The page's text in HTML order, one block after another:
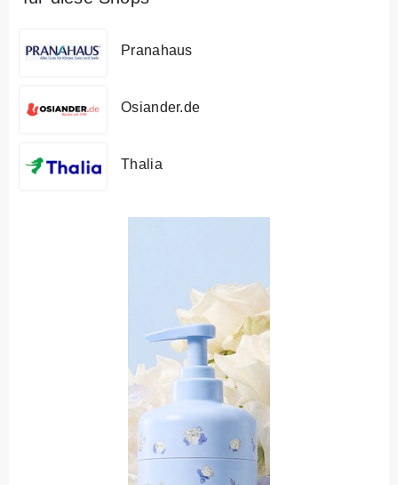
Pranahaus
Osiander.de
Thalia